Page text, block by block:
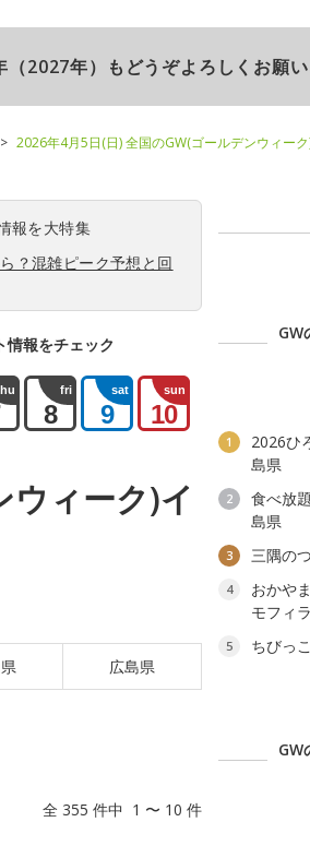
2027年）もどうぞよろしくお願い
2026年4月5日(日) 全国のGW(ゴールデンウィーク
報を大特集
？混雑ピーク予想と回
情報をチェック
fri
8
sat
9
sun
10
ウィーク)イ
広島県
全 355 件中 1 〜 10 件
GW
1
2026ひ
島県
2
食べ放
島県
3 三隅の
4
おかや
モフィ
5
ちびっ
GW